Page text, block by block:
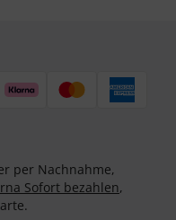
per Nachnahme,
Sofort bezahlen,